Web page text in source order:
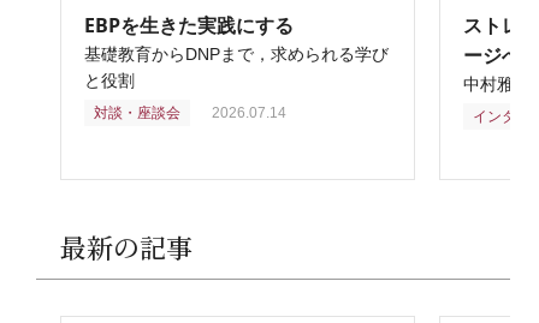
EBPを生きた実践にする
基礎教育からDNPまで，求められる学び
と役割
対談・座談会 2026.07.14
ストレ
ージへ
中村雅俊
インタビ
最新の記事